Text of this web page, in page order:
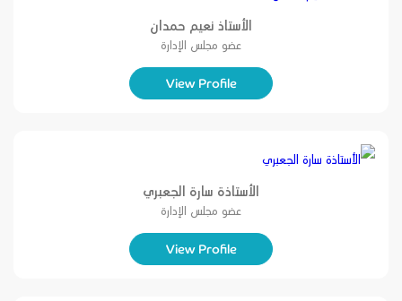
الأستاذ نعيم حمدان
عضو مجلس الإدارة
View Profile
الأستاذة سارة الجعبري
عضو مجلس الإدارة
View Profile